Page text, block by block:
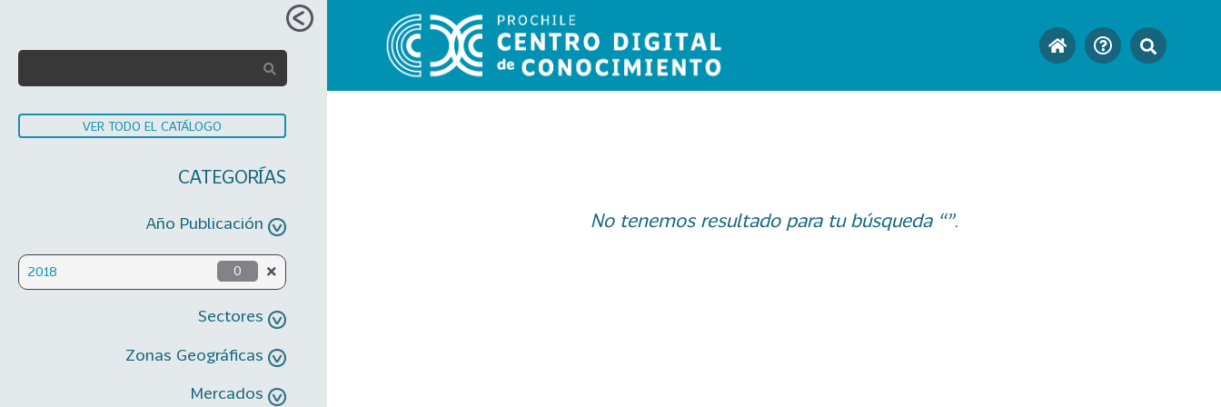
VER TODO EL CATÁLOGO
CATEGORÍAS
Año Publicación
2018 0
Sectores
Zonas Geográficas
Mercados
No tenemos resultado para tu búsqueda “”.